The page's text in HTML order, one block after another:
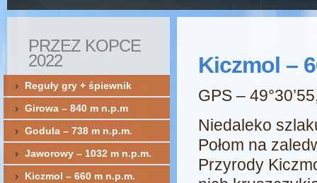
Kiczmol –
GPS –
Niedaleko
Połom na
Przyrody
PRZEZ KOPCE
2022
Reguły gry + śpiewnik
Girowa – 840 m n.p.m
Godula – 738 m n.p.m.
Jaworowy – 1032 m n.p.m.
Kiczmol – 660 m n.p.m.